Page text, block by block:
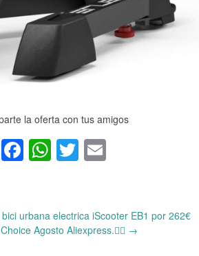
la oferta con tus amigos
Facebook
WhatsApp
Twitter
Email
urbana electrica iScooter EB1 por 262€
Agosto Aliexpress.🚴‍♀️ →